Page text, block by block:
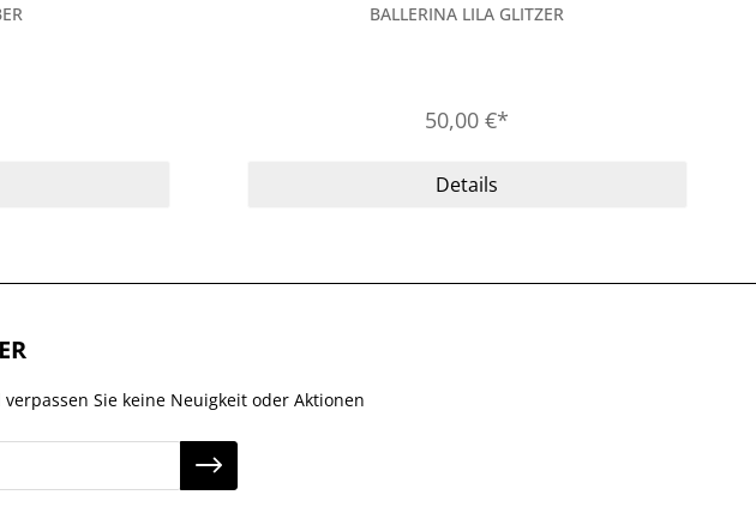
BALLERINA LILA GLITZER
50,00 €*
Details
Sie keine Neuigkeit oder Aktionen